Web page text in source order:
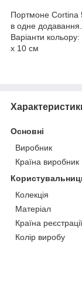
Портмоне Cortina
в одне
Варіанти
x 10 см
Основні
Виробник
Країна виробник
Колекція
Матеріал
Країна
Колір виробу